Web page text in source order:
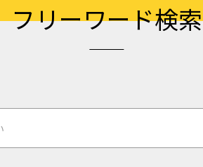
フリーワード検索